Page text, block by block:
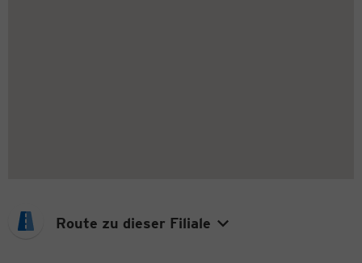
Route zu dieser Filiale